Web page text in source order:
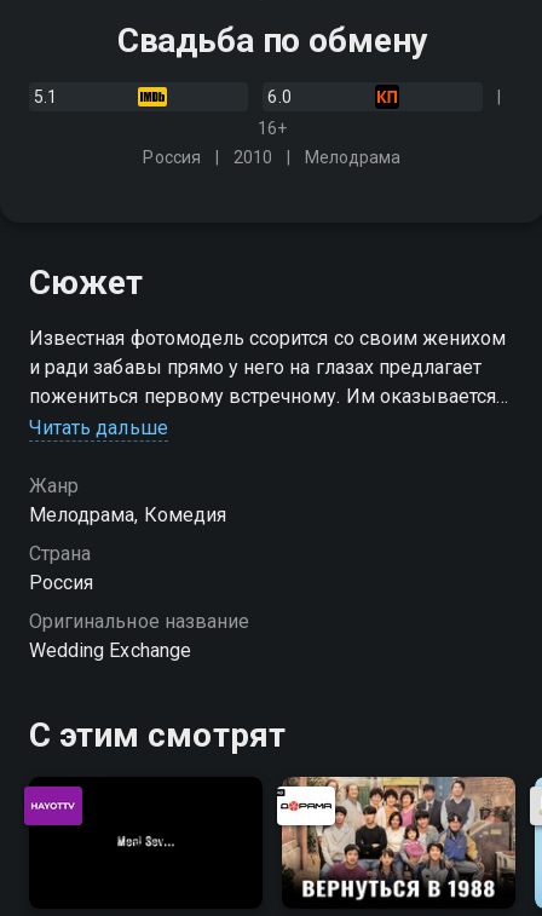
Свадьба по обмену
5.1
6.0
16+
Россия
2010 Мелодрама
Сюжет
Известная фотомодель ссорится со своим женихом
и ради забавы прямо у него на глазах предлагает
пожениться первому встречному. Им оказывается
офисный клерк, которого только что "отшила"
неожиданная история
Читать дальше
Жанр
Мелодрама, Комедия
Страна
Россия
Оригинальное название
Wedding Exchange
С этим смотрят